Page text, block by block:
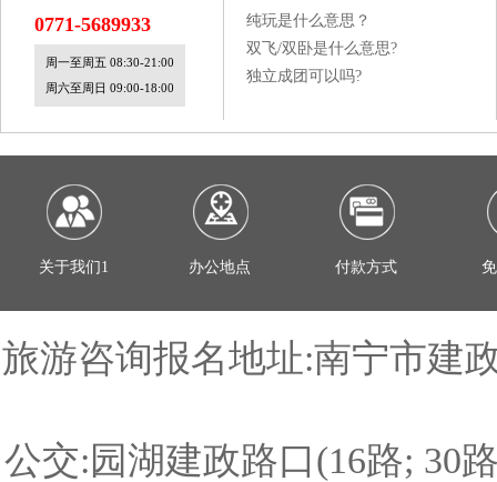
0771-5689933
周一至周五 08:30-21:00
周六至周日 09:00-18:00
纯玩是什么意思？
双飞/双卧是什么意思?
独立成团可以吗?
关于我们1 办公地点 付款方式
旅游咨询报名地址:南宁市建
公交:园湖建政路口(16路; 30